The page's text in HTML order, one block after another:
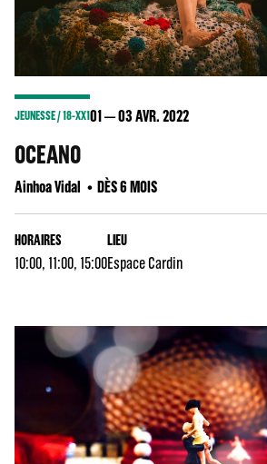
JEUNESSE / 18-XX101 03AVR. 2022
OCEANO
Ainhoa Vidal DÈS 6 MOIS
HORAIRES
10:00, 11:00, 15:00
LIEU
Espace Cardin